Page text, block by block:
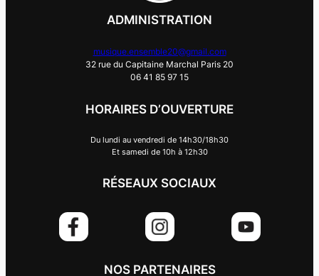
ADMINISTRATION
musique.ensemble20@gmail.com
32 rue du Capitaine Marchal Paris 20
06 41 85 97 15
HORAIRES D’OUVERTURE
Du lundi au vendredi de 14h30/18h30
Et samedi de 10h à 12h30
RÉSEAUX SOCIAUX
NOS PARTENAIRES